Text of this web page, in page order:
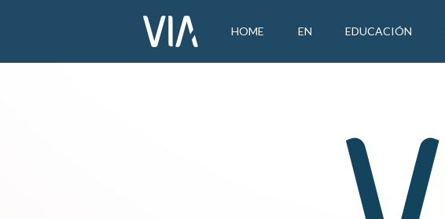
HOME EN EDUCACIÓN